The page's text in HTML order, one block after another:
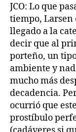
JCO: Lo que
tiempo, Larsen
llegado a la
decir que al
porteño, un
ambiente y
mucho más
decadencia.
ocurrió que
prostíbulo